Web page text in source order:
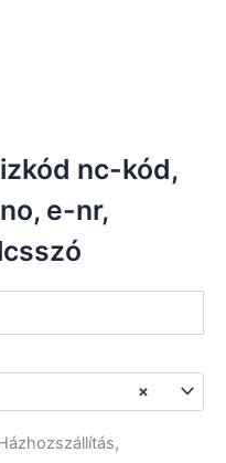
nc-kód,
e-nr,
×